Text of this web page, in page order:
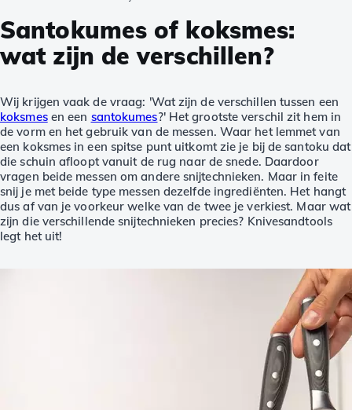
Santokumes of koksmes:
wat zijn de verschillen?
Wij krijgen vaak de vraag: 'Wat zijn de verschillen tussen een
koksmesen een santokumes?' Het grootste verschil zit hem in
de vorm en het gebruik van de messen. Waar het lemmet van
een koksmes in een spitse punt uitkomt zie je bij de santoku dat
die schuin afloopt vanuit de rug naar de snede. Daardoor
vragen beide messen om andere snijtechnieken. Maar in feite
snij je met beide type messen dezelfde ingrediënten. Het hangt
dus af van je voorkeur welke van de twee je verkiest. Maar wat
zijn die verschillende snijtechnieken precies? Knivesandtools
legt het uit!